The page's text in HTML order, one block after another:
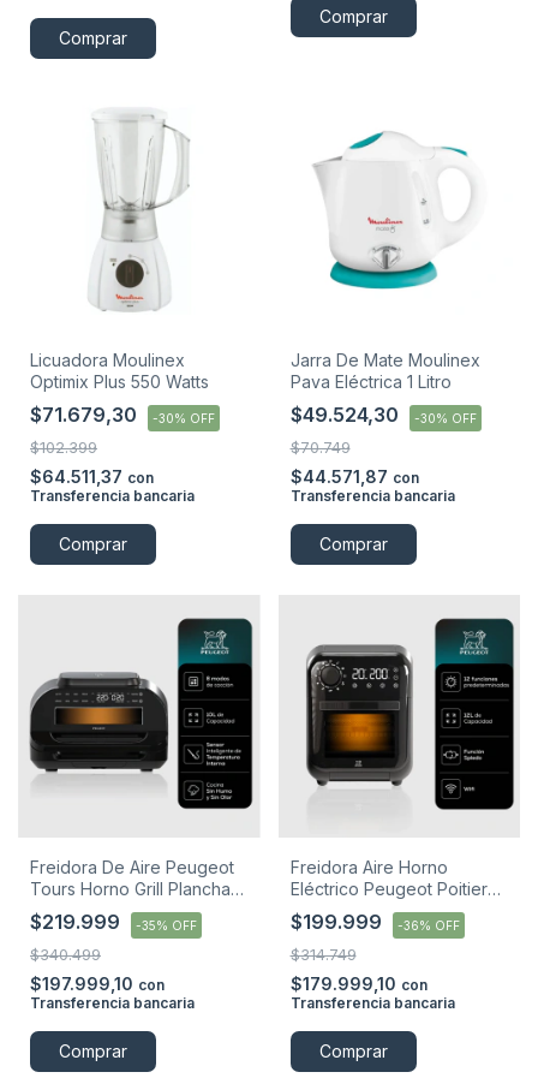
Comprar
Comprar
Licuadora Moulinex
Optimix Plus 550 Watts
$71.679,30 -30% OFF
$102.399
$64.511,37 con
Transferencia bancaria
Comprar
Jarra De Mate Moulinex
Pava Eléctrica 1 Litro
$49.524,30 -30% OFF
$70.749
$44.571,87 con
Transferencia bancaria
Comprar
Freidora De Aire Peugeot
Tours Horno Grill Plancha
1700w Negro 50 Hz
$219.999 -35% OFF
$340.499
$197.999,10 con
Transferencia bancaria
Comprar
Freidora Aire Horno
Eléctrico Peugeot Poitiers
12l 1800w Negro
$199.999 -36% OFF
$314.749
$179.999,10 con
Transferencia bancaria
Comprar